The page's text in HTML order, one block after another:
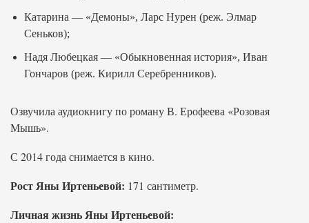
Катарина — «Демоны», Ларс Нурен (реж. Элмар
Сеньков);
Надя Любецкая — «Обыкновенная история», Иван
Гончаров (реж. Кирилл Серебренников).
Озвучила аудиокнигу по роману В. Ерофеева «Розовая
Мышь».
С 2014 года снимается в кино.
Рост Яны Иртеньевой: 171 сантиметр.
Личная жизнь Яны Иртеньевой: